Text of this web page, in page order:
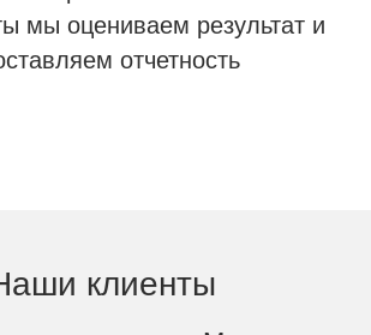
мы оцениваем результат и
отчетность
клиенты